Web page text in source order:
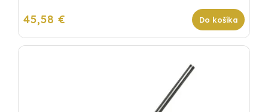
45,58 € Do košíka